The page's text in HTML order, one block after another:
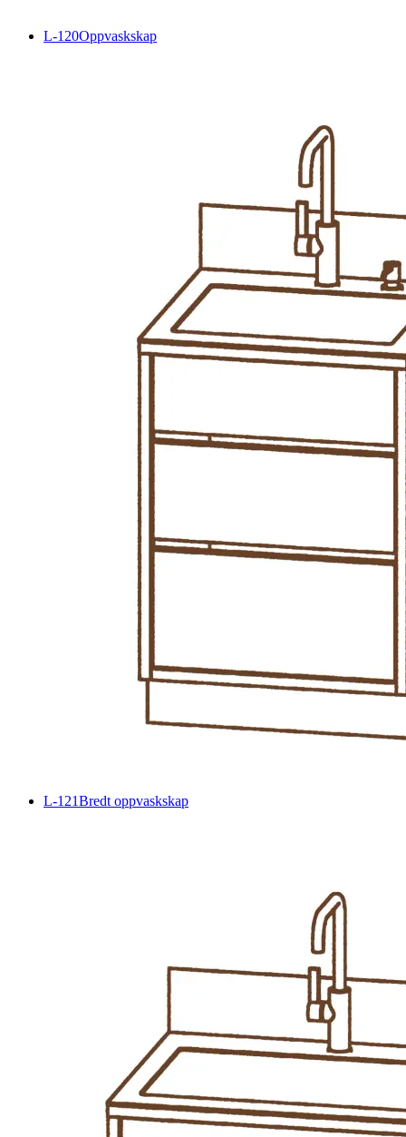
L-120Oppvaskskap
L-121Bredt oppvaskskap